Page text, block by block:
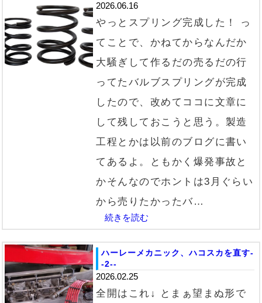
2026.06.16
やっとスプリング完成した！ っ
てことで、かねてからなんだか
大騒ぎして作るだの売るだの行
ってたバルブスプリングが完成
したので、改めてココに文章に
して残しておこうと思う。製造
工程とかは以前のブログに書い
てあるよ。ともかく爆発事故と
かそんなのでホントは3月ぐらい
から売りたかったバ…
続きを読む
ハーレーメカニック、ハコスカを直す-
-2--
2026.02.25
全開はこれ↓ とまぁ望まぬ形で